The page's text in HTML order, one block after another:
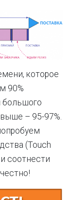
которое
90%
большого
– 95-97%.
(Touch
соотнести